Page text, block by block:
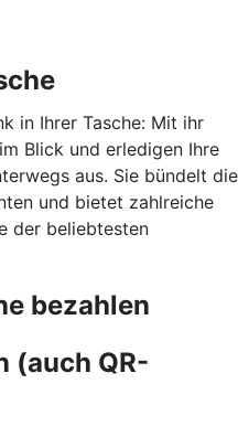
in Ihrer Tasche: Mit ihr
Blick und erledigen Ihre
aus. Sie bündelt die
und bietet zahlreiche
der beliebtesten
bezahlen
(auch QR-